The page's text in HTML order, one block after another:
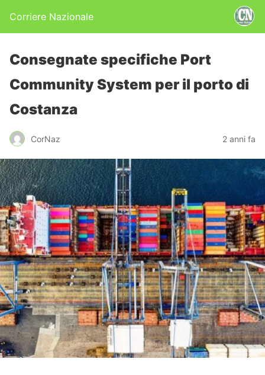
Corriere Nazionale
Consegnate specifiche Port
Community System per il porto di
Costanza
CorNaz 2 anni fa